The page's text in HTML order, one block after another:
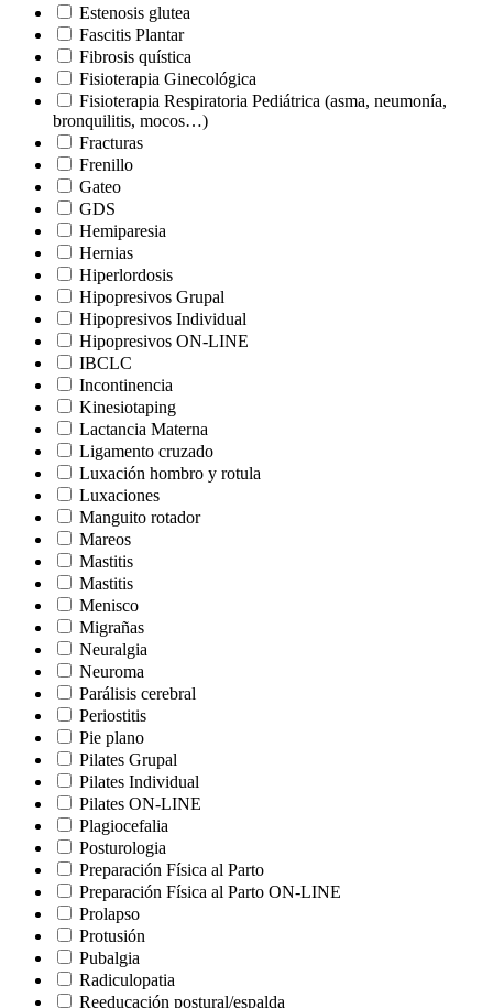
Estenosis glutea
Fascitis Plantar
Fibrosis quística
Fisioterapia Ginecológica
Fisioterapia Respiratoria Pediátrica (asma, neumonía,
bronquilitis, mocos…)
Fracturas
Frenillo
Gateo
GDS
Hemiparesia
Hernias
Hiperlordosis
Hipopresivos Grupal
Hipopresivos Individual
Hipopresivos ON-LINE
IBCLC
Incontinencia
Kinesiotaping
Lactancia Materna
Ligamento cruzado
Luxación hombro y rotula
Luxaciones
Manguito rotador
Mareos
Mastitis
Mastitis
Menisco
Migrañas
Neuralgia
Neuroma
Parálisis cerebral
Periostitis
Pie plano
Pilates Grupal
Pilates Individual
Pilates ON-LINE
Plagiocefalia
Posturologia
Preparación Física al Parto
Preparación Física al Parto ON-LINE
Prolapso
Protusión
Pubalgia
Radiculopatia
Reeducación postural/espalda